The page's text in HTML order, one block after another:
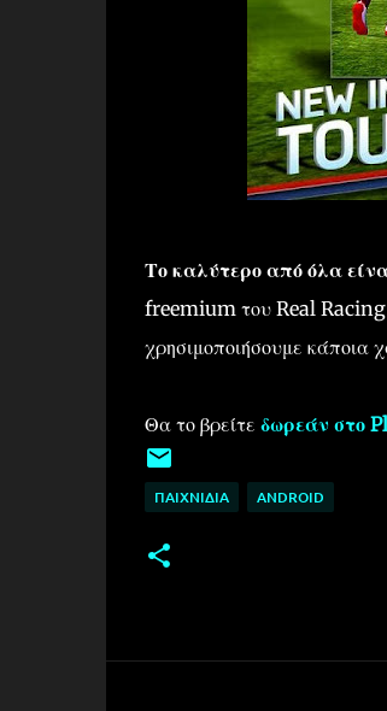
Το καλύτερο από όλα
freemium του Real Racing
χρησιμοποιήσουμε κάποια
Θα το βρείτε δωρεάν στο
ΠΑΙΧΝΊΔΙΑ ANDROID